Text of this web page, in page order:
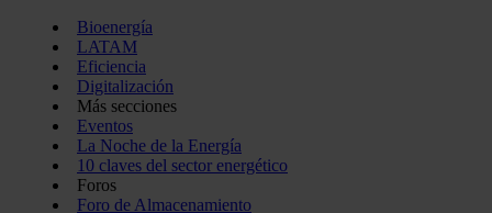
Bioenergía
LATAM
Eficiencia
Digitalización
Más secciones
Eventos
La Noche de la Energía
10 claves del sector energético
Foros
Foro de Almacenamiento